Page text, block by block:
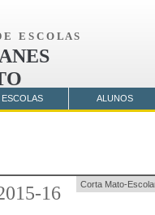
E E S C O L A S
Corta Mato-
16
ESCOLAS ALUNOS